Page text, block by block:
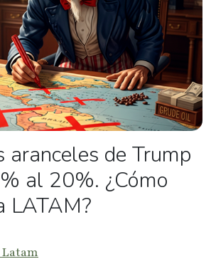
aranceles de Trump
al 20%. ¿Cómo
LATAM?